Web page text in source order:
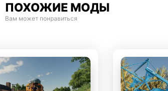
ПОХОЖИЕ МОДЫ
Вам может понравиться